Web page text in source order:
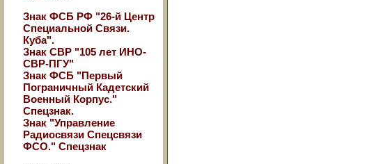
Знак ФСБ РФ "26-й Центр
Специальной Связи.
Куба".
Знак СВР "105 лет ИНО-
СВР-ПГУ"
Знак ФСБ "Первый
Пограничный Кадетский
Военный Корпус."
Спецзнак.
Знак "Управление
Радиосвязи Спецсвязи
ФСО." Спецзнак